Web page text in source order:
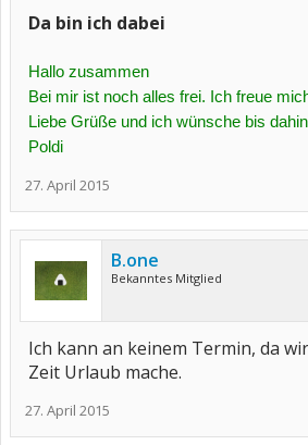
Da bin ich dabei
Hallo zusammen
Bei mir ist noch alles frei. Ich freue
Liebe Grüße und ich wünsche bis
Poldi
27. April 2015
B.one
Bekanntes Mitglied
Ich kann an keinem Termin, da
Zeit Urlaub mache.
27. April 2015